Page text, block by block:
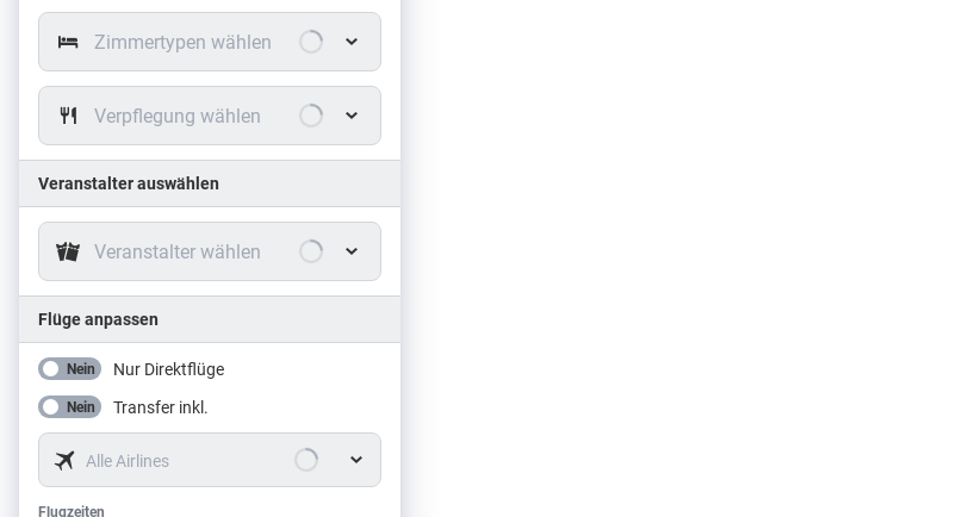
Zimmertypen wählen
Verpflegung wählen
Veranstalter auswählen
Veranstalter wählen
Flüge anpassen
Nein Nur Direktflüge
Nein Transfer inkl.
Alle Airlines
Flugzeiten
Flugzeiten